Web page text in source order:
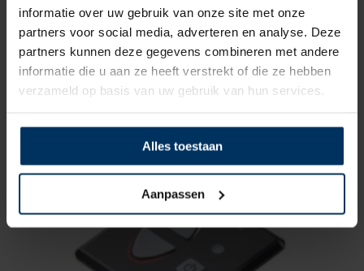
informatie over uw gebruik van onze site met onze
partners voor social media, adverteren en analyse. Deze
partners kunnen deze gegevens combineren met andere
informatie die u aan ze heeft verstrekt of die ze hebben
verzameld op basis van uw gebruik van hun services.
Alles toestaan
Aanpassen
Ankerlier Maxwell RC8-6 65TDC 24 volt
Merk: Maxwell
Artikelnummer: P102551